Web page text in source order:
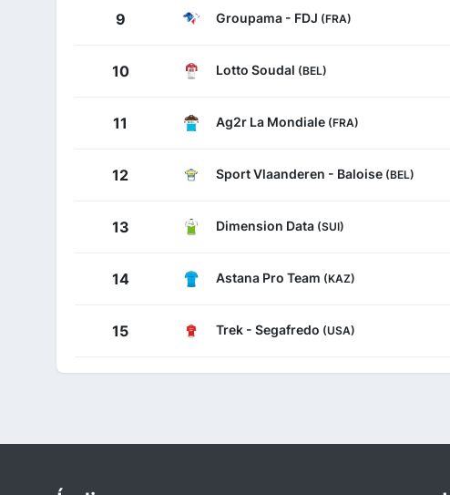
9 Groupama - FDJ (FRA)
10 Lotto Soudal (BEL)
11 Ag2r La Mondiale (FRA)
12 Sport Vlaanderen - Baloise (BEL)
13 Dimension Data (SUI)
14 Astana Pro Team (KAZ)
15 Trek - Segafredo (USA)